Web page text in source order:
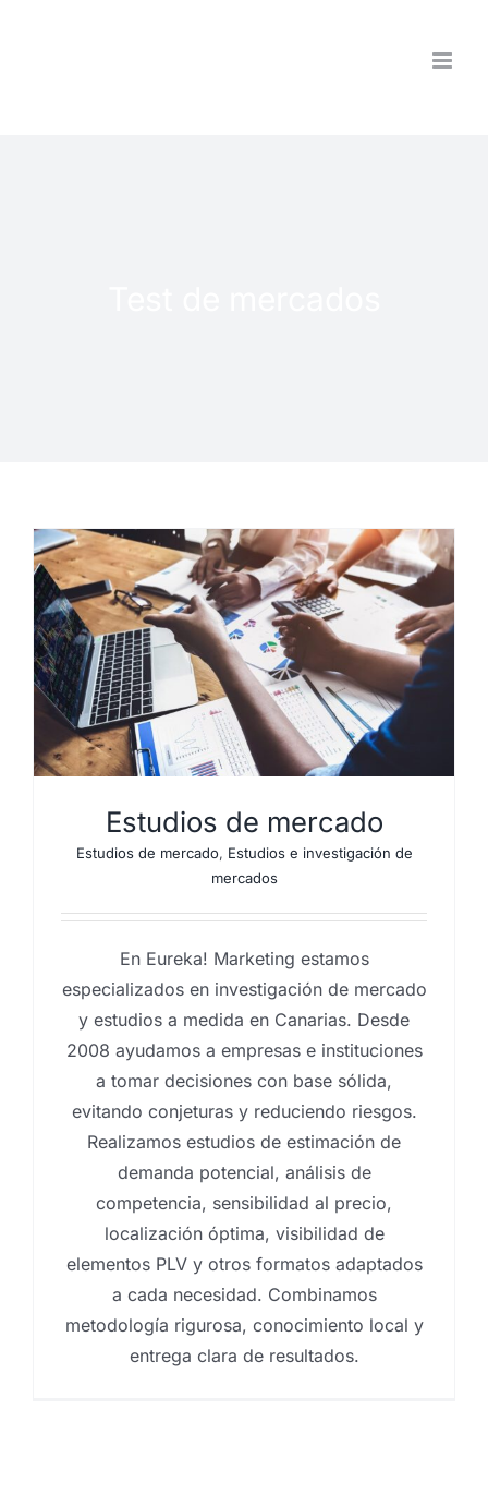
Estudios de mercado
Estudios de mercado, Estudios e investigación de
mercados
En Eureka! Marketing estamos
especializados en investigación de mercado
y estudios a medida en Canarias. Desde
2008 ayudamos a empresas e instituciones
a tomar decisiones con base sólida,
evitando conjeturas y reduciendo riesgos.
Realizamos estudios de estimación de
demanda potencial, análisis de
competencia, sensibilidad al precio,
localización óptima, visibilidad de
elementos PLV y otros formatos adaptados
a cada necesidad. Combinamos
metodología rigurosa, conocimiento local y
entrega clara de resultados.